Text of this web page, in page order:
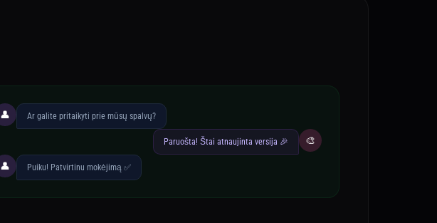
👤 Ar galite pritaikyti prie mūsų spalvų?
🎨
Paruošta! Štai atnaujinta versija 🎉
👤 Puiku! Patvirtinu mokėjimą ✅